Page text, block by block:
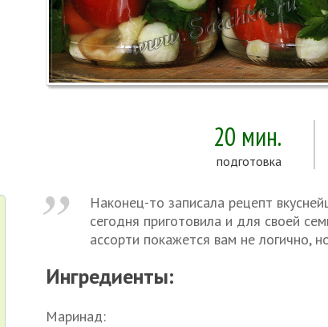
20 мин.
подготовка
Наконец-то записала рецепт
сегодня приготовила и для своей
ассорти покажется вам не логично,
Ингредиенты:
Маринад: